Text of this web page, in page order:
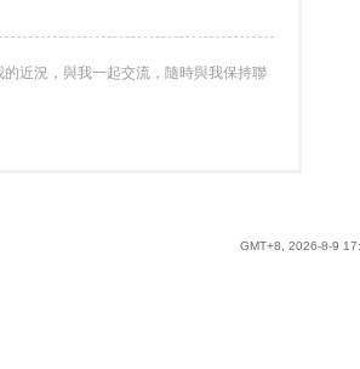
近況，與我一起交流，隨時與我保持聯
GMT+8, 2026-8-9